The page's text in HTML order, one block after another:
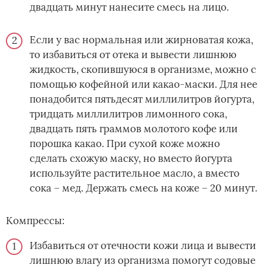
двадцать минут нанесите смесь на лицо.
Если у вас нормальная или жирноватая кожа,
то избавиться от отека и вывести лишнюю
жидкость, скопившуюся в организме, можно с
помощью кофейной или какао-маски. Для нее
понадобится пятьдесят миллилитров йогурта,
тридцать миллилитров лимонного сока,
двадцать пять граммов молотого кофе или
порошка какао. При сухой коже можно
сделать схожую маску, но вместо йогурта
используйте растительное масло, а вместо
сока – мед. Держать смесь на коже – 20 минут.
Компрессы:
Избавиться от отечности кожи лица и вывести
лишнюю влагу из организма помогут содовые